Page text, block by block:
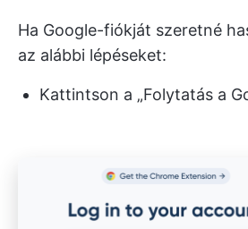
Ha Google-fiókját szeretné
az alábbi lépéseket:
Kattintson a „Folytatás a